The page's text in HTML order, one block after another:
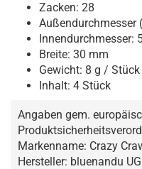
Zacken: 28
Außendurchmesser
Innendurchmesser:
Breite: 30 mm
Gewicht: 8 g / Stück
Inhalt: 4 Stück
Angaben gem.
Markenname: Crazy
Hersteller: bluenandu